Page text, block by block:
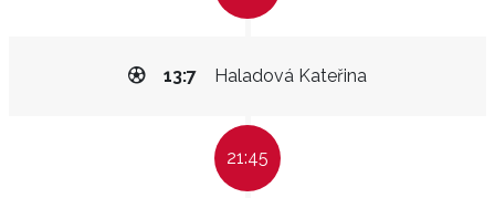
Haladová Kateřina
13:7
21:45